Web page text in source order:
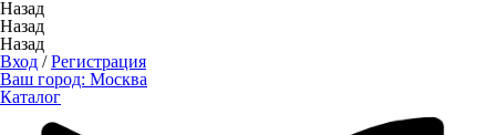
Назад
Назад
Назад
Вход /Регистрация
Ваш город: Москва
Каталог